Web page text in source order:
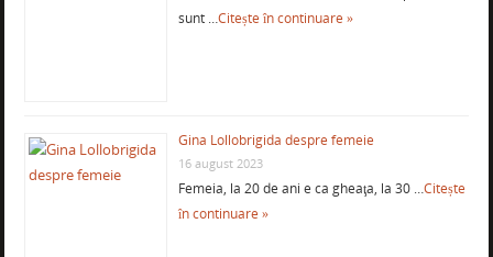
sunt …Citește în continuare »
Gina Lollobrigida despre femeie
16 august 2023
Femeia, la 20 de ani e ca gheaţa, la 30 …Citește
în continuare »